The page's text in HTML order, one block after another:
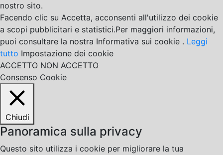
nostro sito.
Facendo clic su Accetta, acconsenti all'utilizzo dei cookie
a scopi pubblicitari e statistici.Per maggiori informazioni,
puoi consultare la nostra Informativa sui cookie . Leggi
tutto Impostazione dei cookie
ACCETTO NON ACCETTO
Consenso Cookie
Chiudi
Panoramica sulla privacy
Questo sito utilizza i cookie per migliorare la tua